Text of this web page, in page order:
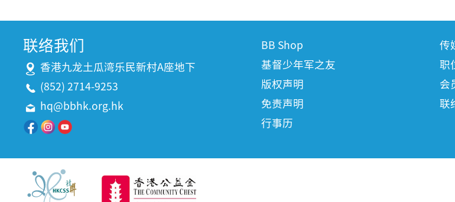
联络我们
香港九龙土瓜湾乐民新村A座地下
(852) 2714-9253
hq@bbhk.org.hk
BB Shop
基督少年军之友
版权声明
免责声明
行事历
传
职
会
联